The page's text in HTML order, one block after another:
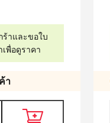
าและขอใบ
เพื่อดูราคา
า